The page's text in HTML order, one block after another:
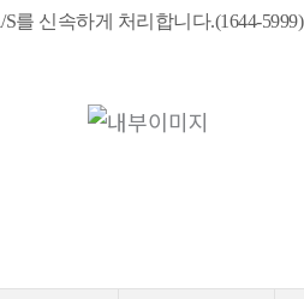
를 신속하게 처리합니다.(1644-5999)